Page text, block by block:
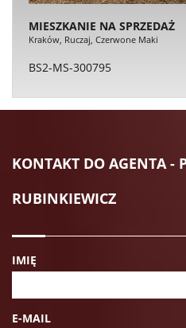
MIESZKANIE NA SPRZEDAŻ
Kraków, Ruczaj, Czerwone Maki
BS2-MS-300795
KONTAKT DO AGENTA -
RUBINKIEWICZ
IMIĘ
E-MAIL